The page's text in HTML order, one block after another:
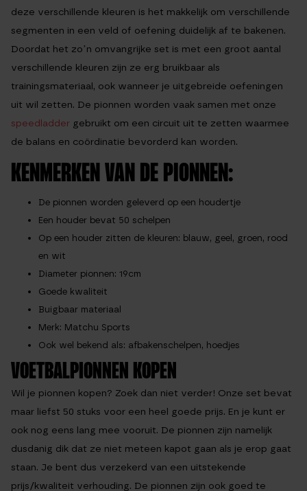
deze verschillende kleuren is het makkelijk om verschillende
segmenten in een veld of oefening duidelijk af te bakenen.
Doordat het zo’n omvangrijke set is met een groot aantal
verschillende kleuren zijn ze erg bruikbaar als
trainingsmateriaal, ook wanneer je uitgebreide oefeningen
uit wil zetten. De pionnen worden vaak samen met onze
speedladder gebruikt om een circuit uit te zetten waarmee
de balans en coördinatie bevorderd kan worden.
KENMERKEN VAN DE PIONNEN:
De pionnen worden geleverd op een houdertje
Een houder bevat 50 schelpen
Op een houder zitten de kleuren: blauw, geel, groen, rood
en wit
Diameter pionnen: 19cm
Goede kwaliteit
Buigbaar materiaal
Merk: Matchu Sports
Ook wel bekend als: afbakenschelpen, hoedjes
VOETBALPIONNEN KOPEN
Wil je pionnen kopen? Zoek dan niet verder! Onze set bevat
maar liefst 50 stuks voor een heel goede prijs. En je kunt er
ook nog eens lang mee vooruit. De pionnen zijn namelijk
dusdanig dik dat ze niet meteen kapot gaan als je erop gaat
staan. Je bent dus verzekerd van een uitstekende
prijs/kwaliteit verhouding. De pionnen zijn ook goed te